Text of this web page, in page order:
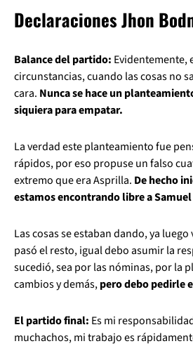
Declaraciones Jhon
Balance del partido: Evidentemente,
circunstancias, cuando las cosas no
cara. Nunca se hace un
siquiera para empatar.
La verdad este planteamiento fue
rápidos, por eso propuse un falso
extremo que era Asprilla. De hecho
estamos encontrando libre a
Las cosas se estaban dando, ya
pasó el resto, igual debo asumir la
sucedió, sea por las nóminas, por la
cambios y demás,pero debo pedirle
El partido final: Es mi
muchachos, mi trabajo es